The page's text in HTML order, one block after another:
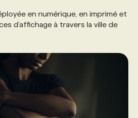
en numérique, en imprimé et
d’affichage à travers la ville de